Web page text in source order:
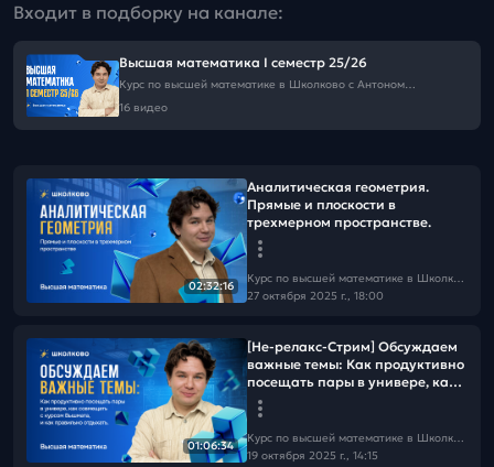
Входит в подборку на канале:
Высшая математика I семестр 25/26
Курс по высшей математике в Школково с Антоном
Загривиным
16 видео
02:32:16
Аналитическая геометрия.
Прямые и плоскости в
трехмерном пространстве.
Курс по высшей математике в Школково с Антоном Загривиным
27 октября 2025 г., 18:00
01:06:34
[Не-релакс-Стрим] Обсуждаем
важные темы: Как продуктивно
посещать пары в универе, как
совмещать с курсом Вышмата,
и как правильно отдыхать.
Курс по высшей математике в Школково с Антоном Загривиным
19 октября 2025 г., 14:15